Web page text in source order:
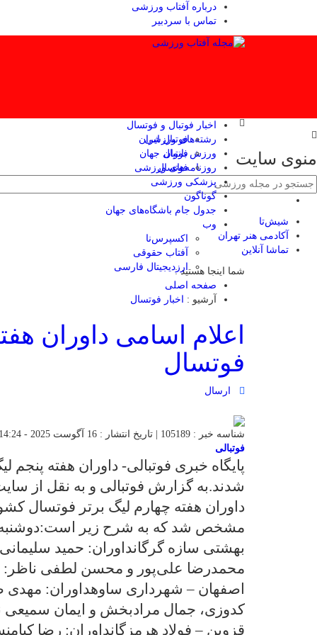
درباره آفتاب ورزشی
تماس با سردبیر
اخبار فوتبال و فوتسال
فوتبال ایران
فوتبال جهان
فوتسال
رشته‌های ورزشی
ورزش بانوان
روزنامه‌های ورزشی
پزشکی ورزشی
گوناگون
جدول جام باشگاه‌های جهان
وب
اکسپرس‌نا
آفتاب حقوقی
ارزدیجیتال فارسی
منوی سایت
شیش‌تا
آکادمی هنر تهران
تماشا آنلاین
شما اینجا هستید :
صفحه اصلی
آرشیو :
اخبار فوتسال
اعلام اسامی داوران
فوتسال
ارسال
شناسه خبر : 105189 | تاریخ انتشار : 16 آگوست 2025 - 14:24 | 76 بازدید | تعداد دیدگاه :
فوتبالی
پایگاه خبری فوتبالی- داوران هفته
شدند.به گزارش فوتبالی و به نقل از
بهشتی سازه گرگانداوران: حمید
محمدرضا علی‌پور و محسن لطفی ناظر:
اصفهان – شهرداری ساوهداوران: مهدی
کدوزی، جمال مرادبخش و ایمان
قزوین – فولاد هرمزگانداوران: رضا